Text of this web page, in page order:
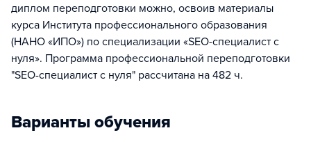
диплом переподготовки можно, освоив материалы
курса Института профессионального образования
(НАНО «ИПО») по специализации «SEO-специалист с
нуля». Программа профессиональной переподготовки
"SEO-специалист с нуля" рассчитана на 482 ч.
Варианты обучения